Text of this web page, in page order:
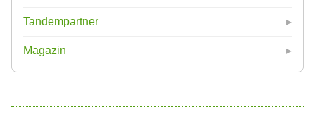
Tandempartner
Magazin